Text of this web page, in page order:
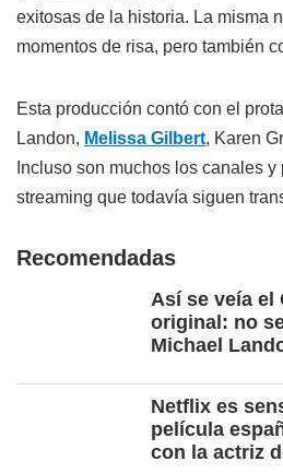
exitosas de la historia. La misma
momentos de risa, pero también
Esta producción contó con el
Landon, Melissa Gilbert, Karen
Incluso son muchos los canales y
streaming que todavía siguen
Recomendadas
Así se veía el
original: no
Michael
Netflix es
película
con la actriz